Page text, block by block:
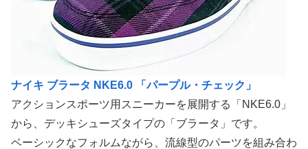
ナイキ ブラータ NKE6.0 「パープル・チェック」
アクションスポーツ用スニーカーを展開する「NKE6.0」
から、デッキシューズタイプの「ブラータ」です。
ベーシックなフォルムながら、流線型のパーツを組み合わ